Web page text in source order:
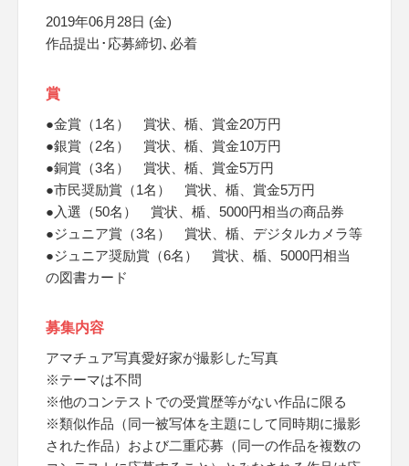
2019年06月28日 (金)
作品提出･応募締切､必着
賞
●金賞（1名） 賞状、楯、賞金20万円
●銀賞（2名） 賞状、楯、賞金10万円
●銅賞（3名） 賞状、楯、賞金5万円
●市民奨励賞（1名） 賞状、楯、賞金5万円
●入選（50名） 賞状、楯、5000円相当の商品券
●ジュニア賞（3名） 賞状、楯、デジタルカメラ等
●ジュニア奨励賞（6名） 賞状、楯、5000円相当
の図書カード
募集内容
アマチュア写真愛好家が撮影した写真
※テーマは不問
※他のコンテストでの受賞歴等がない作品に限る
※類似作品（同一被写体を主題にして同時期に撮影
された作品）および二重応募（同一の作品を複数の